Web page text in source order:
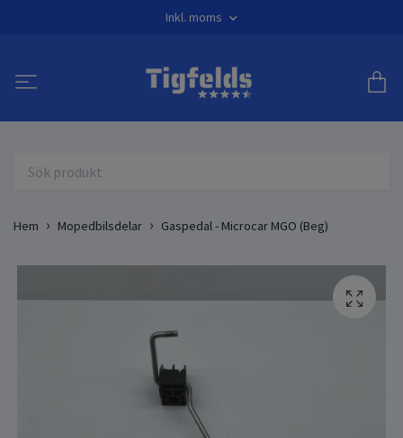
Inkl. moms
Hem Mopedbilsdelar Gaspedal - Microcar MGO (Beg)